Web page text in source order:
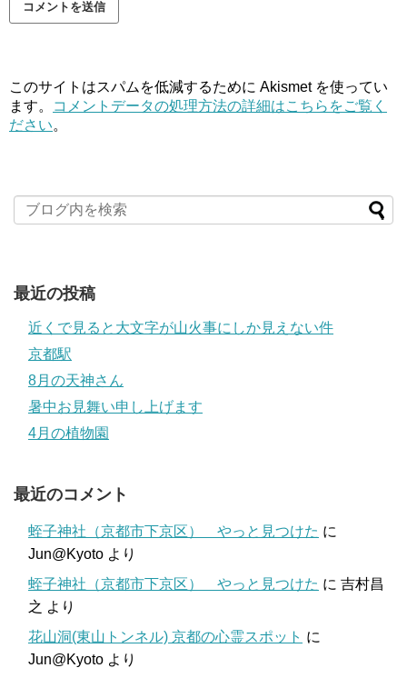
このサイトはスパムを低減するために Akismet を使ってい
ます。
コメントデータの処理方法の詳細はこちらをご覧く
ださい。
最近の投稿
近くで見ると大文字が山火事にしか見えない件
京都駅
8月の天神さん
暑中お見舞い申し上げます
4月の植物園
最近のコメント
蛭子神社（京都市下京区） やっと見つけた に
Jun@Kyoto より
蛭子神社（京都市下京区） やっと見つけた に 吉村昌
之 より
花山洞(東山トンネル) 京都の心霊スポット に
Jun@Kyoto より